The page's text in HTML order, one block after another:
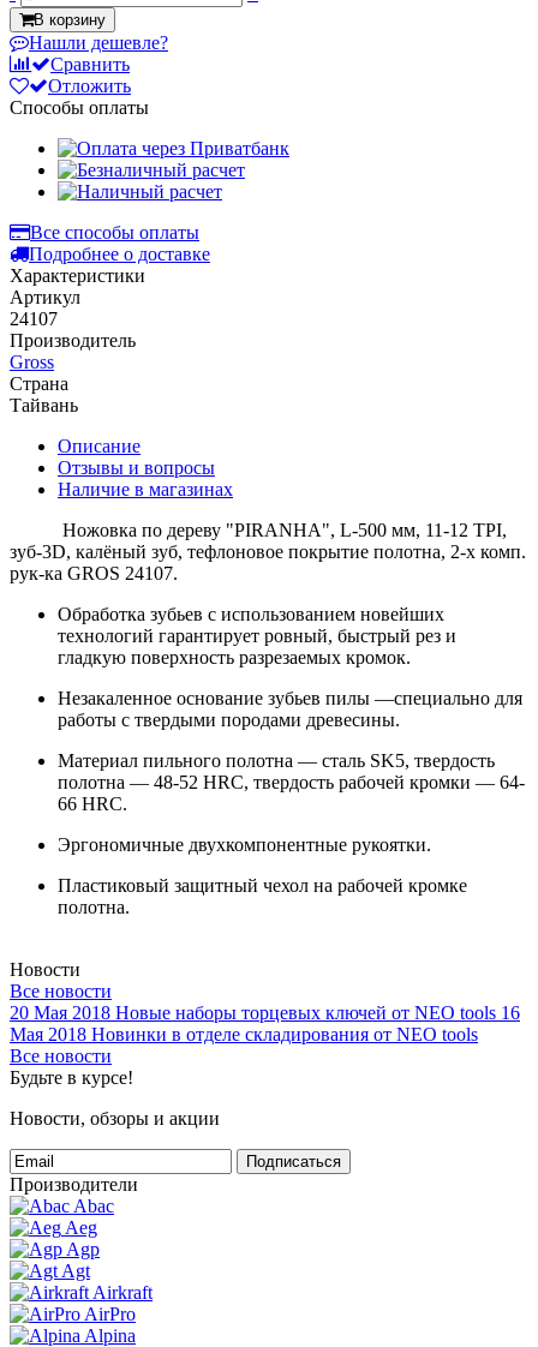
В корзину
Нашли дешевле?
Сравнить
Отложить
Способы оплаты
Все способы оплаты
Подробнее о доставке
Характеристики
Артикул
24107
Производитель
Gross
Страна
Тайвань
Описание
Отзывы и вопросы
Наличие в магазинах
Ножовка по дереву "PIRANHA", L-500 мм, 11-12 TPI,
зуб-3D, калёный зуб, тефлоновое покрытие полотна, 2-х комп.
рук-ка GROS 24107.
Обработка зубьев с использованием новейших
технологий гарантирует ровный, быстрый рез и
гладкую поверхность разрезаемых кромок.
Незакаленное основание зубьев пилы —специально для
работы с твердыми породами древесины.
Материал пильного полотна — сталь SK5, твердость
полотна — 48-52 HRC, твердость рабочей кромки — 64-
66 HRC.
Эргономичные двухкомпонентные рукоятки.
Пластиковый защитный чехол на рабочей кромке
полотна.
Новости
Все новости
20 Мая 2018 Новые наборы торцевых ключей от NEO tools 16
Мая 2018 Новинки в отделе складирования от NEO tools
Все новости
Будьте в курсе!
Новости, обзоры и акции
Подписаться
Производители
Abac
Aeg
Agp
Agt
Airkraft
AirPro
Alpina